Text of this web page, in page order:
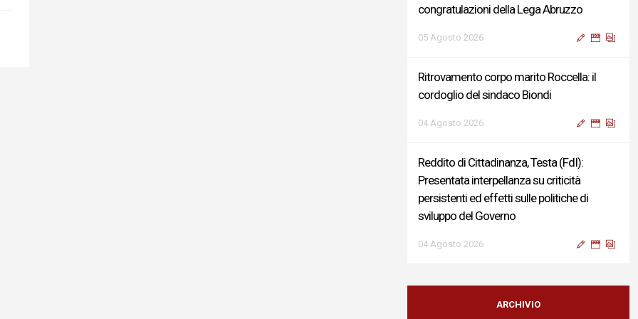
congratulazioni della Lega Abruzzo
05 Agosto 2026
Ritrovamento corpo marito Roccella: il
cordoglio del sindaco Biondi
04 Agosto 2026
Reddito di Cittadinanza, Testa (FdI):
Presentata interpellanza su criticità
persistenti ed effetti sulle politiche di
sviluppo del Governo
04 Agosto 2026
Sigismondi, Liris e Testa: “Profondo
cordoglio e vicinanza al Ministro Roccella e
ARCHIVIO